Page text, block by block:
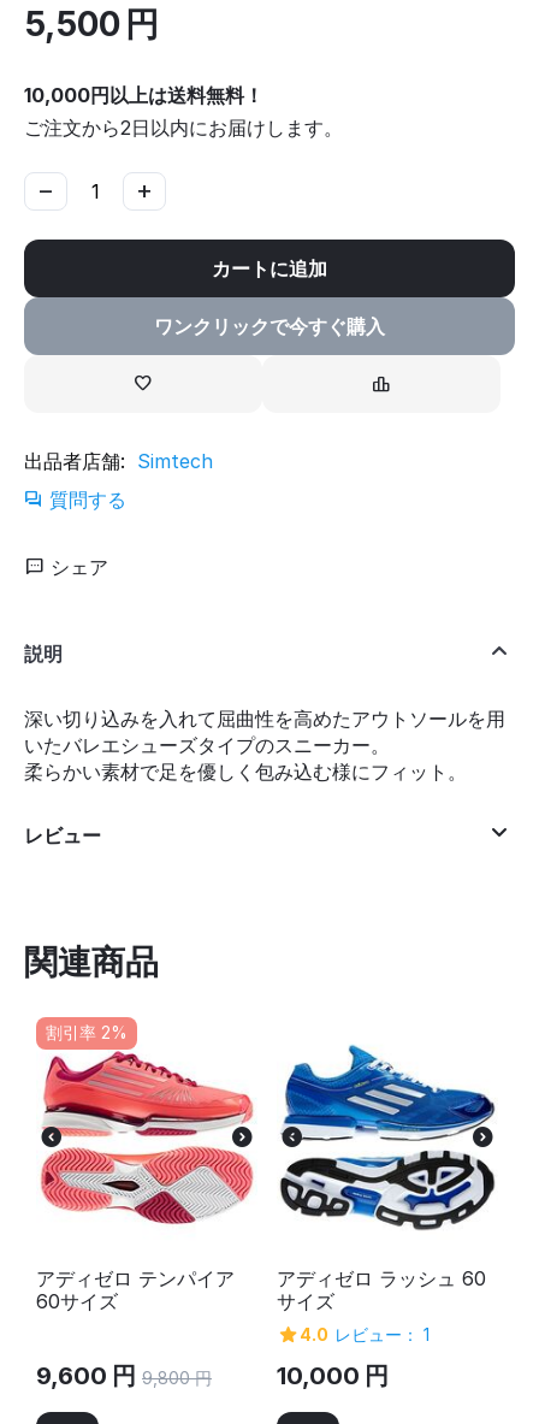
5,500 円
10,000円以上は送料無料！
ご注文から2日以内にお届けします。
+
−
カートに追加
ワンクリックで今すぐ購入
出品者店舗: Simtech
質問する
シェア
説明
深い切り込みを入れて屈曲性を高めたアウトソールを用
いたバレエシューズタイプのスニーカー。
柔らかい素材で足を優しく包み込む様にフィット。
レビュー
関連商品
割引率 2%
アディゼロ テンパイア
60サイズ
9,600 円 9,800 円
アディゼロ ラッシュ 60
サイズ
4.0 レビュー： 1
10,000 円